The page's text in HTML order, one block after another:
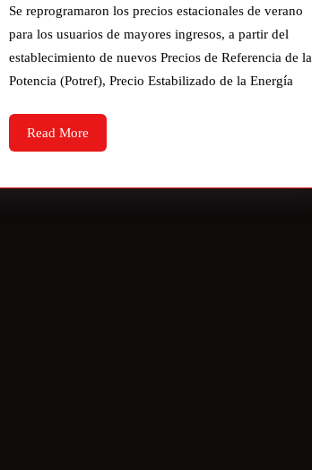
Se reprogramaron los precios estacionales de verano
para los usuarios de mayores ingresos, a partir del
establecimiento de nuevos Precios de Referencia de la
Potencia (Potref), Precio Estabilizado de la Energía
Read More